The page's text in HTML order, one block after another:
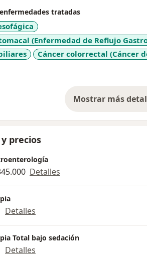
tratadas
(Enfermedad de Reflujo
Cáncer colorrectal (Cáncer
Mostrar mássobre la
precios
Detalles
Detalles
Total bajo sedación
Detalles